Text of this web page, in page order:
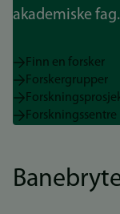
akademiske fag.
Finn en forsker
Forskergrupper
Forskningssentre